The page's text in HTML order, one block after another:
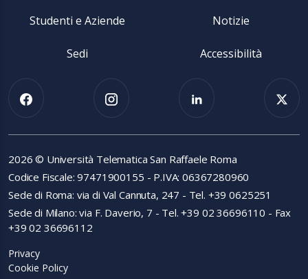
Studenti e Aziende Notizie
Sedi Accessibilità
2026 © Università Telematica San Raffaele Roma
Codice Fiscale: 97471900155 - P.IVA: 06367280960
Sede di Roma: via di Val Cannuta, 247 - Tel. +39 0625251
Sede di Milano: via F. Daverio, 7 - Tel. +39 02 36696110 - Fax
+39 02 36696112
Privacy
Cookie Policy